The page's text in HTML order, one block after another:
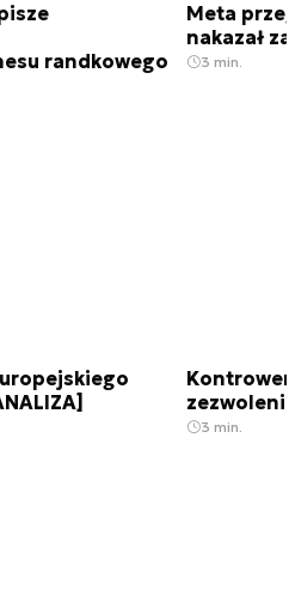
randkowego
Meta
nakazał
3 min.
3 min.